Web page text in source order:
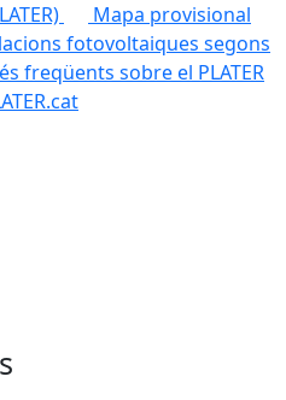
Mapa provisional
fotovoltaiques segons
freqüents sobre el PLATER